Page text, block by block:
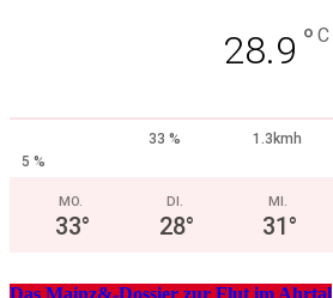
28.9 ° C
33 %
1.3kmh
5 %
MO.
33°
DI.
28°
MI.
31°
Das Mainz&-Dossier zur Flut im Ahrtal